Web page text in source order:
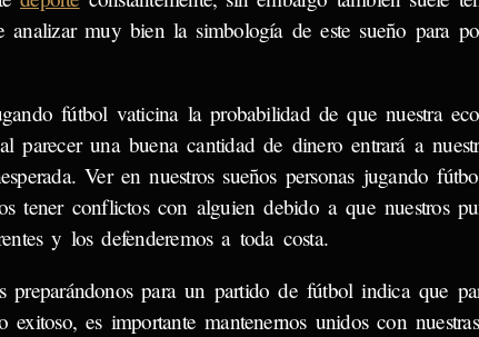
muy bien la simbología de este sueño para
fútbol vaticina la probabilidad de que nuestra
parecer una buena cantidad de dinero entrará a
Ver en nuestros sueños personas jugando
tener conflictos con alguien debido a que nuestros
y los defenderemos a toda costa.
preparándonos para un partido de fútbol indica que
exitoso, es importante mantenernos unidos con